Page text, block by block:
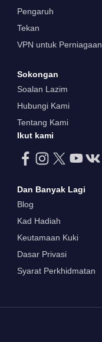
Pengaruh
Tekan
VPN untuk Perniagaan
Sokongan
Soalan Lazim
Hubungi Kami
Tentang Kami
Ikut kami
Dan Banyak Lagi
Blog
Kad Hadiah
Keutamaan Kuki
Dasar Privasi
Syarat Perkhidmatan